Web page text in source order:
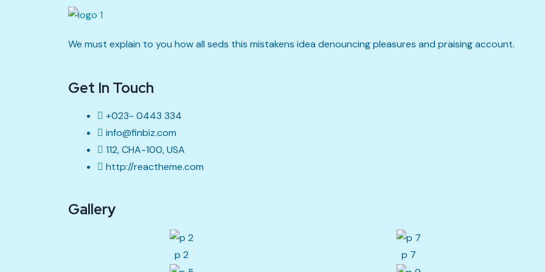
We must explain to you how all seds this mistakens idea denouncing pleasures and praising account.
Get In Touch
+023- 0443 334
info@finbiz.com
112, CHA-100, USA
http://reactheme.com
Gallery
p 2 p 7